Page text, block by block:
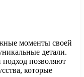
моменты своей
детали.
позволяют
которые